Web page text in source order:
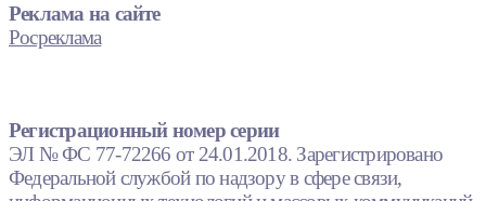
Реклама на сайте
Росреклама
Регистрационный номер серии
ЭЛ № ФС 77-72266 от 24.01.2018. Зарегистрировано
Федеральной службой по надзору в сфере связи,